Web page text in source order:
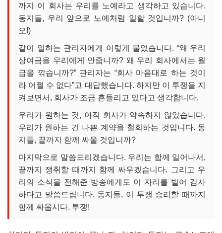
까지 이 회사는 우리를 노예라고 생각하고 있습니다.
동지들, 우리 앞으로 노예처럼 일할 것입니까? (아니
오!)
같이 일하는 관리자에게 이렇게 물었습니다. “왜 우리
상여금을 우리에게 안줍니까? 왜 우리 회사에서는 월
급을 깎습니까?” 관리자는 “회사 마음대로 하는 것이
라 어쩔 수 없다”고 대답했습니다. 하지만 이 투쟁을 지
켜보면서, 회사가 조금 흔들리고 있다고 생각합니다.
우리가 원하는 것, 아직 회사가 약속하지 않았습니다.
우리가 원하는 건 나쁜 계약을 철회하는 것입니다. 동
지들, 끝까지 함께 싸울 것입니까?
마지막으로 말씀드리겠습니다. 우리는 함께 일어나서,
끝까지 쟁취할 때까지 함께 싸우겠습니다. 그리고 우
리의 소식을 전해준 방송에게도 이 자리를 빌어 감사
하다고 말씀드립니다. 동지들, 이 투쟁 승리할 때까지
함께 싸웁시다. 투쟁!